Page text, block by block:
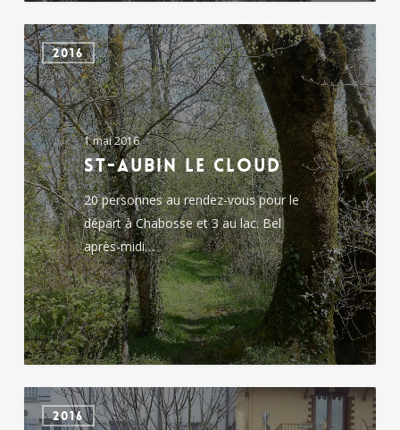
St-
Aubin
le
Cloud
2016
1 mai 2016
St-Aubin le Cloud
20 personnes au rendez-vous pour le
départ à Chabosse et 3 au lac. Bel
après-midi…
La
confluence
2016